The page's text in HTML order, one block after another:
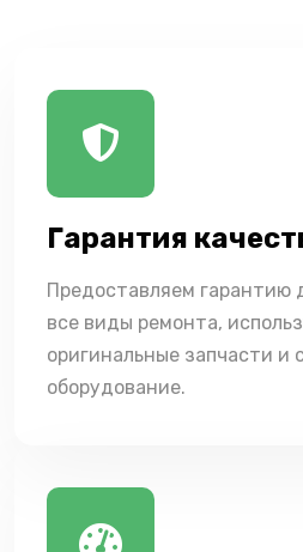
Гарантия
Предоставляем гарантию
все виды ремонта,
оригинальные запчасти и
оборудование.